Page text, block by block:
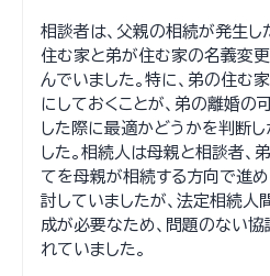
相談者は、父親の相続が発生し
住む家と弟が住む家の名義変
んでいました。特に、弟の住む
にしておくことが、弟の離婚の
した際に最適かどうかを判断
した。相続人は母親と相談者、
てを母親が相続する方向で進
討していましたが、法定相続人
成が必要なため、問題のない協
れていました。